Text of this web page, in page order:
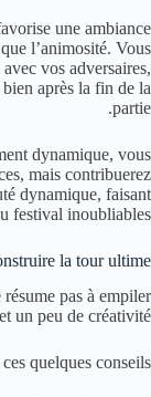
une ambiance
l’animosité. Vous
vos adversaires,
après la fin de la
partie.
dynamique, vous
mais contribuerez
dynamique, faisant
festival inoubliables.
la tour ultime
pas à empiler
un peu de créativité.
quelques conseils :